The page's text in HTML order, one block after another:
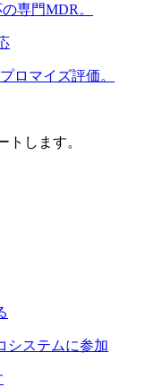
専門MDR。
ロマイズ評価。
トします。
システムに参加